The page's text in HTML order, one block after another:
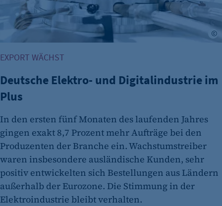
Name:
fe_typo_user
Session-Cookie für die Verwaltung von
Identifizierung verwendet.
Cookie Laufzeit:
Session
Cookie Consent
Name:
cookie_consent
EXPORT WÄCHST
Deutsche Elektro- und Digitalindustrie im
Plus
In den ersten fünf Monaten des laufenden Jahres
gingen exakt 8,7 Prozent mehr Aufträge bei den
Produzenten der Branche ein. Wachstumstreiber
waren insbesondere ausländische Kunden, sehr
positiv entwickelten sich Bestellungen aus Ländern
außerhalb der Eurozone. Die Stimmung in der
Elektroindustrie bleibt verhalten.